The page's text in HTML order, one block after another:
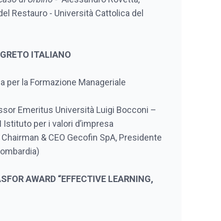
Restauro - Università Cattolica del
ITALIANO
per la Formazione Manageriale
Emeritus Università Luigi Bocconi –
per i valori d’impresa
& CEO Gecofin SpA, Presidente
AWARD “EFFECTIVE LEARNING,